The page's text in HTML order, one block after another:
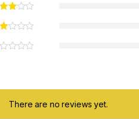
There are no reviews yet.